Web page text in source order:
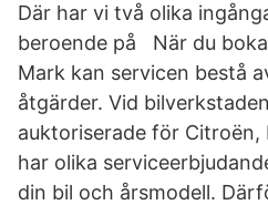
Där har vi två olika
beroende på När du
Mark kan servicen bestå
åtgärder. Vid
auktoriserade för Citroën,
har olika
din bil och årsmodell.